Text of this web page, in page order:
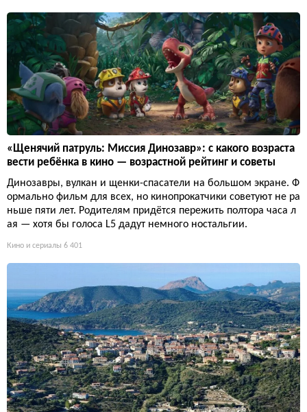
«Щенячий патруль: Миссия Динозавр»: с какого возраста
вести ребёнка в кино — возрастной рейтинг и советы
Динозавры, вулкан и щенки-спасатели на большом экране. Ф
ормально фильм для всех, но кинопрокатчики советуют не ра
ньше пяти лет. Родителям придётся пережить полтора часа л
ая — хотя бы голоса L5 дадут немного ностальгии.
Кино и сериалы 6 401